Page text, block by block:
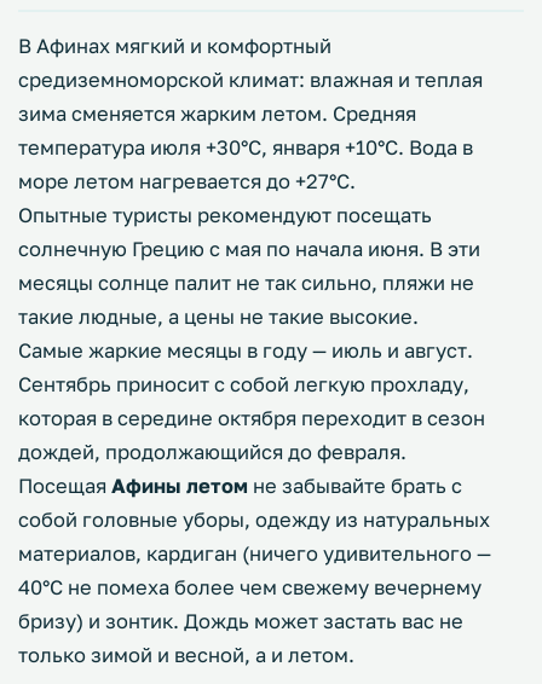
В Афинах мягкий и комфортный
средиземноморской климат: влажная и теплая
зима сменяется жарким летом. Средняя
температура июля +30°C, января +10°C. Вода в
море летом нагревается до +27°C.
Опытные туристы рекомендуют посещать
солнечную Грецию с мая по начала июня. В эти
месяцы солнце палит не так сильно, пляжи не
такие людные, а цены не такие высокие.
Самые жаркие месяцы в году — июль и август.
Сентябрь приносит с собой легкую прохладу,
которая в середине октября переходит в сезон
дождей, продолжающийся до февраля.
Посещая Афины летом не забывайте брать с
собой головные уборы, одежду из натуральных
материалов, кардиган (ничего удивительного —
40°C не помеха более чем свежему вечернему
бризу) и зонтик. Дождь может застать вас не
только зимой и весной, а и летом.